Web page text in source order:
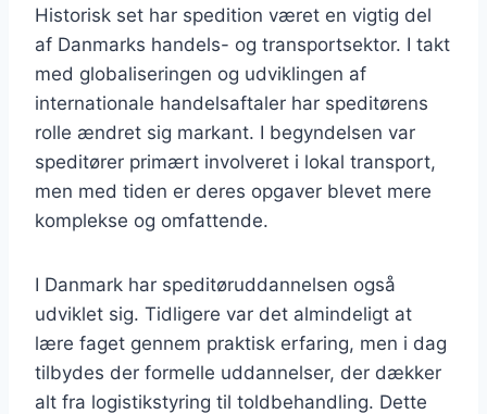
Historisk set har spedition været en vigtig del
af Danmarks handels- og transportsektor. I takt
med globaliseringen og udviklingen af
internationale handelsaftaler har speditørens
rolle ændret sig markant. I begyndelsen var
speditører primært involveret i lokal transport,
men med tiden er deres opgaver blevet mere
komplekse og omfattende.
I Danmark har speditøruddannelsen også
udviklet sig. Tidligere var det almindeligt at
lære faget gennem praktisk erfaring, men i dag
tilbydes der formelle uddannelser, der dækker
alt fra logistikstyring til toldbehandling. Dette